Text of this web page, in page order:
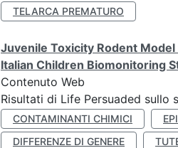
TELARCA PREMATURO
Juvenile Toxicity Rodent
Italian Children Biomonitoring
Contenuto Web
Risultati di Life Persuaded sullo
CONTAMINANTI CHIMICI
DIFFERENZE DI GENERE